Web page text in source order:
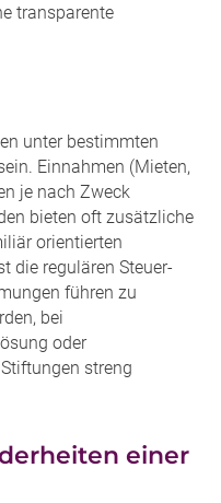
transparente
unter bestimmten
Einnahmen (Mieten,
je nach Zweck
bieten oft zusätzliche
orientierten
die regulären Steuer-
führen zu
bei
oder
streng
einer